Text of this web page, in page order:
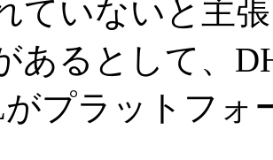
ていないと主
あるとして、
プラットフォ